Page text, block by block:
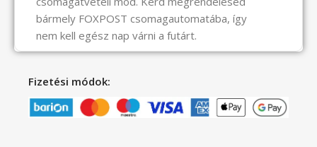
bármely FOXPOST csomagautomatába, így
nem kell egész nap várni a futárt.
Fizetési módok: